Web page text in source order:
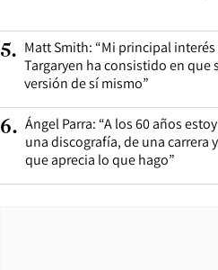
5. Matt Smith: “Mi principal
Targaryen ha consistido en que
versión de sí mismo”
6. Ángel Parra: “A los 60 años
una discografía, de una carrera
que aprecia lo que hago”